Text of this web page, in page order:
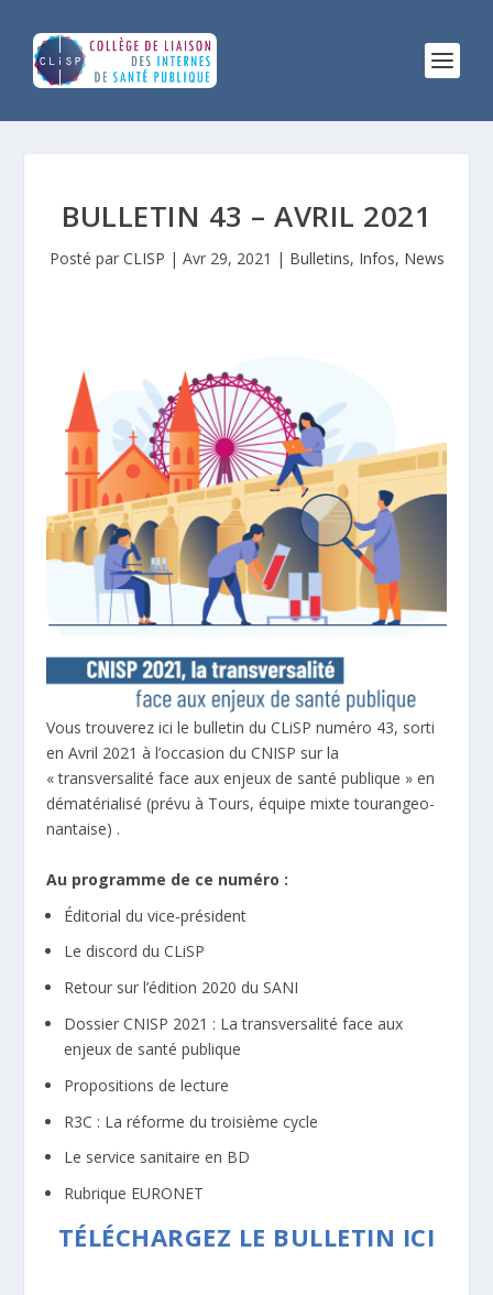
BULLETIN 43 – AVRIL 2021
Posté par CLISP | Avr 29, 2021 | Bulletins, Infos, News
Vous trouverez ici le bulletin du CLiSP numéro 43, sorti
en Avril 2021 à l’occasion du CNISP sur la
« transversalité face aux enjeux de santé publique » en
dématérialisé (prévu à Tours, équipe mixte tourangeo-
nantaise) .
Au programme de ce numéro :
Éditorial du vice-président
Le discord du CLiSP
Retour sur l’édition 2020 du SANI
Dossier CNISP 2021 : La transversalité face aux
enjeux de santé publique
Propositions de lecture
R3C : La réforme du troisième cycle
Le service sanitaire en BD
Rubrique EURONET
TÉLÉCHARGEZ LE BULLETIN ICI